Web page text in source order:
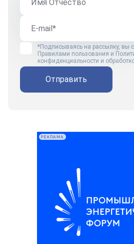
*Подписываясь на рассылку, вы
Правилами пользования и
конфиденциальности и
Отправить
РЕКЛАМА